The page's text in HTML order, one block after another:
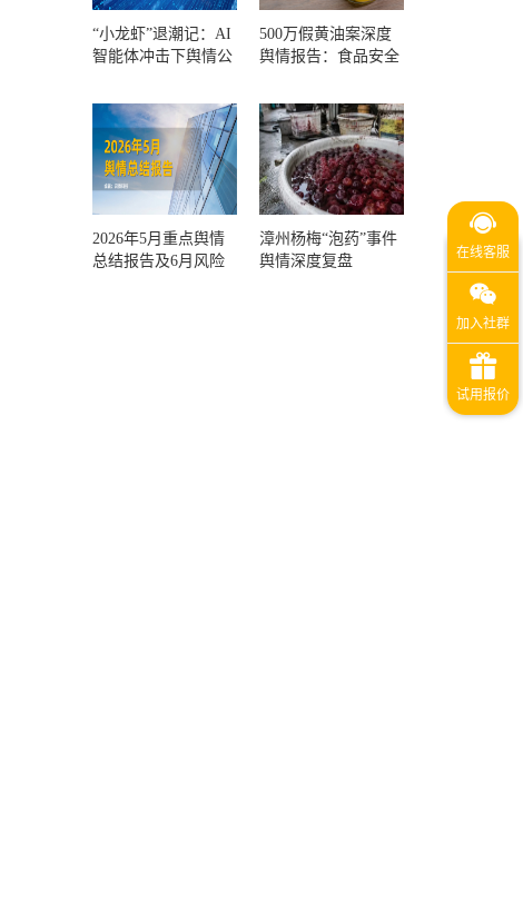
“小龙虾”退潮记：AI
智能体冲击下舆情公
500万假黄油案深度
舆情报告：食品安全
一环？
2026年5月重点舆情
总结报告及6月风险
漳州杨梅“泡药”事件
舆情深度复盘